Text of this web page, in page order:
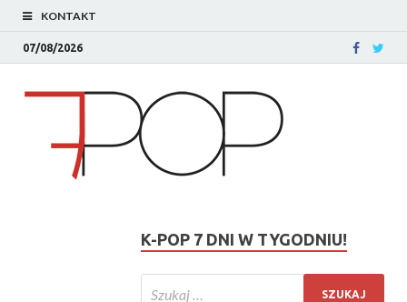
KONTAKT
07/08/2026
K-POP 7 DNI W TYGODNIU!